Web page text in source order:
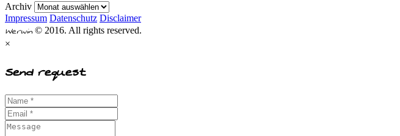
Archiv
Impressum Datenschutz Disclaimer
Werwin© 2016. All rights reserved.
×
Send request